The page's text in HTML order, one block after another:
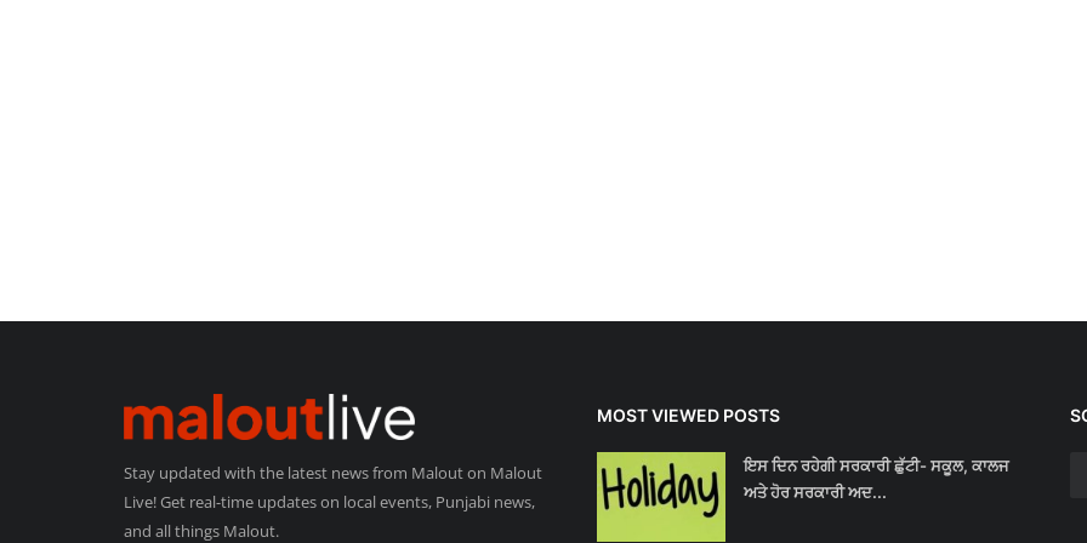
Stay updated with the latest news from Malout on Malout
Live! Get real-time updates on local events, Punjabi news,
and all things Malout.
MOST VIEWED POSTS
ਇਸ ਦਿਨ ਰਹੇਗੀ ਸਰਕਾਰੀ ਛੁੱਟੀ- ਸਕੂਲ, ਕਾਲਜ
ਅਤੇ ਹੋਰ ਸਰਕਾਰੀ ਅਦ...